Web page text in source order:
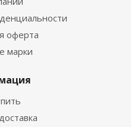
оферта
марки